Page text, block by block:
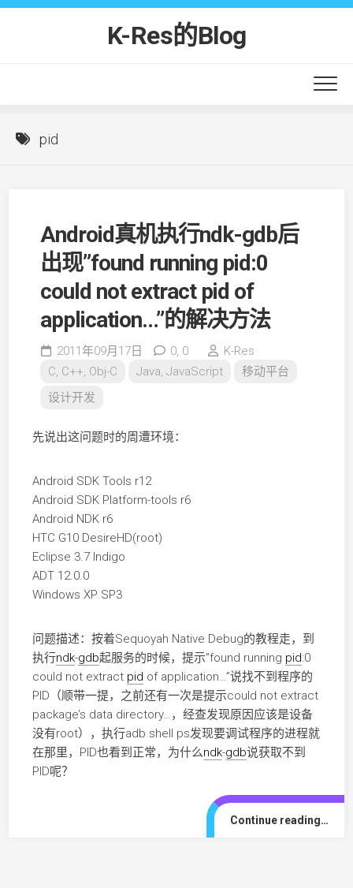
Skip
K-Res的Blog
pid
Android真机执行ndk-gdb后
出现”found running pid:0
could not extract pid of
application…”的解决方法
2011年09月17日 0, 0
K-Res
C, C++, Obj-C
Java, JavaScript
移动平台
设计开发
先说出这问题时的周遭环境：
Android SDK Tools r12
Android SDK Platform-tools r6
Android NDK r6
HTC G10 DesireHD(root)
Eclipse 3.7 Indigo
ADT 12.0.0
Windows XP SP3
问题描述：按着Sequoyah Native Debug的教程走，到
执行ndk-gdb起服务的时候，提示”found running pid:0
could not extract pid of application…”说找不到程序的
PID（顺带一提，之前还有一次是提示could not extract
package’s data directory…，经查发现原因应该是设备
没有root），执行adb shell ps发现要调试程序的进程就
在那里，PID也看到正常，为什么ndk-gdb说获取不到
PID呢？
Continue reading…